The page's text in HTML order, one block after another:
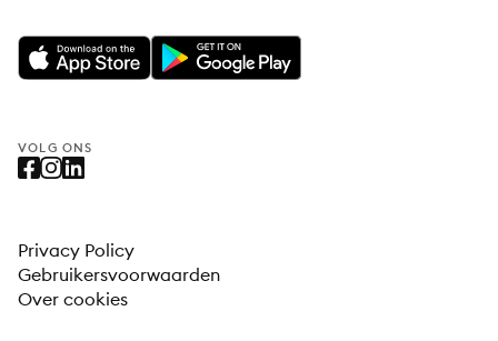
VOLG ONS
Privacy Policy
Gebruikersvoorwaarden
Over cookies